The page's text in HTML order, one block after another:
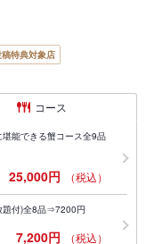
特典対象店
コース
堪能できる蟹コース全9品
25,000円 （税込）
題付)全8品⇒7200円
7,200円 （税込）